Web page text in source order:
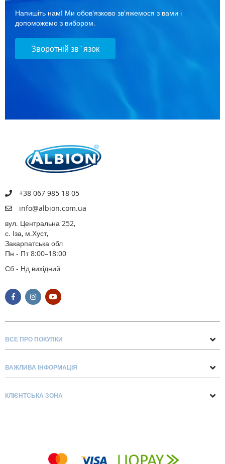
Напишіть нам! Ми обов'язково зв'яжемося з вами і
допоможемо з вибором.
Зворотній зв`язок
+38 067 985 18 05
info@albion.com.ua
вул. Центральна 252,
с. Іза, м.Хуст,
Закарпатська обл
Пн - Пт 8:00–18:00
Сб - Нд вихідний
ВСЕ ПРО ПОКУПКИ
Про нас
Блог
ВАЖЛИВА ІНФОРМАЦІЯ
Доставка та оплата
КЛІЄНТСЬКА ЗОНА